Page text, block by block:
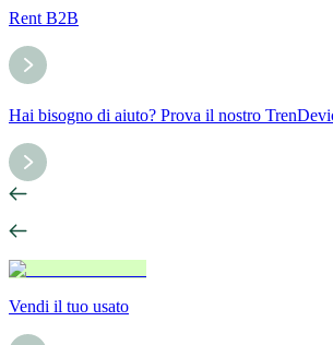
Rent B2B
Hai bisogno di aiuto? Prova il nostro
Vendi il tuo usato